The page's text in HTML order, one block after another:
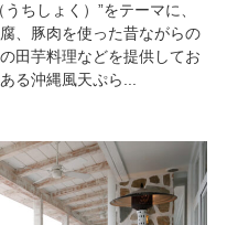
ちしょく）”をテーマに、
、豚肉を使った昔ながらの
田芋料理などを提供してお
る沖縄風天ぷら...